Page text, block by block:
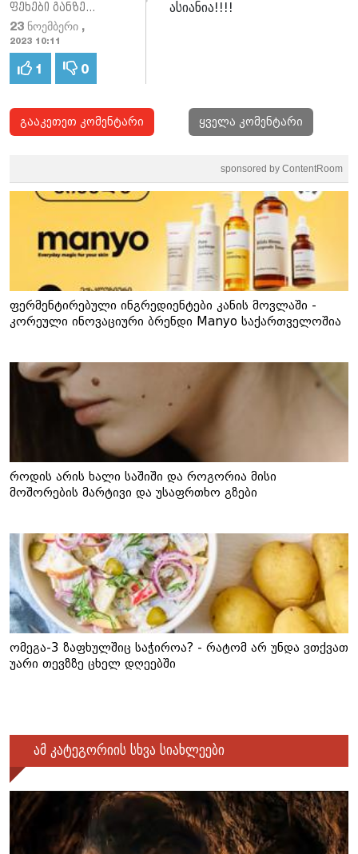
ფეხები განზე!!!!
23 ნოემბერი ,
2023 10:11
1 0
ასიანია!!!!
გააკეთეთ კომენტარი ყველა კომენტარი
sponsored by ContentRoom
ფერმენტირებული ინგრედიენტები კანის მოვლაში -
კორეული ინოვაციური ბრენდი Manyo საქართველოშია
როდის არის ხალი საშიში და როგორია მისი
მოშორების მარტივი და უსაფრთხო გზები
ომეგა-3 ზაფხულშიც საჭიროა? - რატომ არ უნდა ვთქვათ
უარი თევზზე ცხელ დღეებში
ამ კატეგორიის სხვა სიახლეები